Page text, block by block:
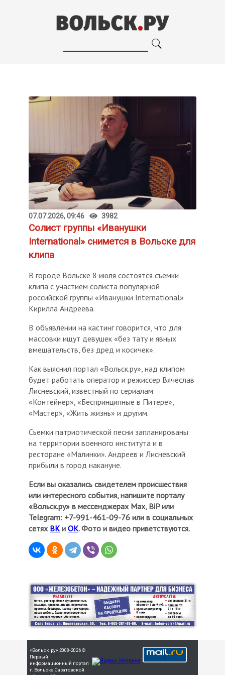
07.07.2026, 09:46 3982
Солист группы «Иванушки
International» снимется в Вольске для
клипа
В городе Вольске 8 июля состоятся съемки
клипа с участием солиста популярной
российской группы «Иванушки International»
Кирилла Андреева.
В объявлении на кастинг говорится, что для
массовки ищут девушек «без тату и явных
вмешательств, без дред и косичек».
Как выяснил портал «Вольск.ру», над клипом
будет работать оператор и режиссер Вячеслав
Лисневский, известный по сериалам
«Контейнер», «Беспринципные в Питере»,
«Мастер», «Жить жизнь» и другим.
Съемки патриотической песни запланированы
на территории военного института и в
ресторане «Малинки». Андреев и Лисневский
прибыли в город накануне.
Если вы оказались свидетелем происшествия
или интересного события, напишите порталу
«Вольск.ру» в мессенджерах Мах, BiP или
Telegram: +7-991-461-09-76 или в социальных
сетях ВК иОК. Фото и видео приветствуются.
«Вольск.ру» 2008-2026 ©
Первый
информационный портал
г. Вольска Саратовской